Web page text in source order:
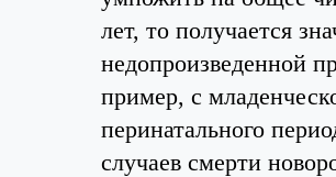
лет, то получается
недопроизведенной
пример, с
перинатального
случаев смерти